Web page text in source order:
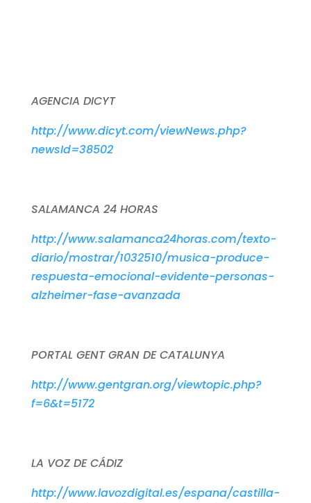
AGENCIA DICYT
http://www.dicyt.com/viewNews.php?
newsId=38502
SALAMANCA 24 HORAS
http://www.salamanca24horas.com/texto-
diario/mostrar/1032510/musica-produce-
respuesta-emocional-evidente-personas-
alzheimer-fase-avanzada
PORTAL GENT GRAN DE CATALUNYA
http://www.gentgran.org/viewtopic.php?
f=6&t=5172
LA VOZ DE CÁDIZ
http://www.lavozdigital.es/espana/castilla-